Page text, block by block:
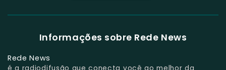
Informações sobre Rede News
Rede News
é a radiodifusão que conecta você ao melhor da